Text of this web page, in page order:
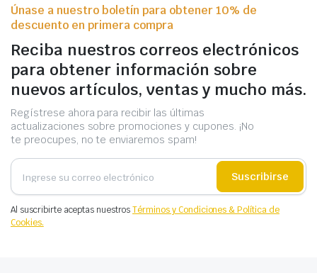
Únase a nuestro boletín para obtener 10% de
descuento en primera compra
Reciba nuestros correos electrónicos
para obtener información sobre
nuevos artículos, ventas y mucho más.
Regístrese ahora para recibir las últimas
actualizaciones sobre promociones y cupones. ¡No
te preocupes, no te enviaremos spam!
Suscribirse
Al suscribirte aceptas nuestrosTérminos y Condiciones & Política de
Cookies.